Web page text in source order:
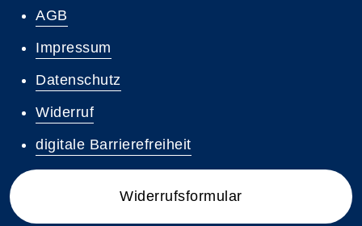
AGB
Impressum
Datenschutz
Widerruf
digitale Barrierefreiheit
Widerrufsformular